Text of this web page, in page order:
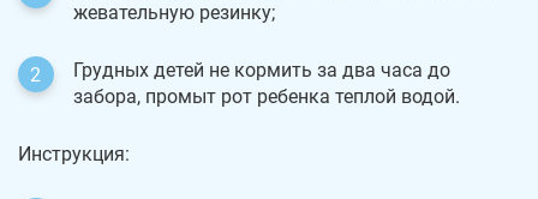
жевательную резинку;
Грудных детей не кормить за два часа до
забора, промыт рот ребенка теплой водой.
Инструкция: